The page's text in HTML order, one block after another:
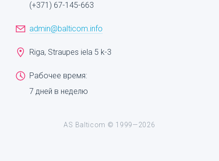
(+371) 67-145-663
admin@balticom.info
Riga, Straupes iela 5 k-3
Рабочее время:
7 дней в неделю
AS Balticom © 1999—2026